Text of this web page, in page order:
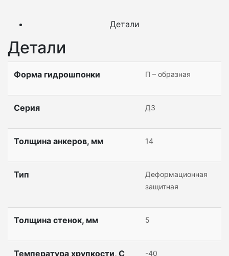
Детали
Детали
Форма гидрошпонки П – образная
Серия ДЗ
Толщина анкеров, мм 14
Тип
Деформационная
защитная
Толщина стенок, мм 5
Температура хрупкости, С -40